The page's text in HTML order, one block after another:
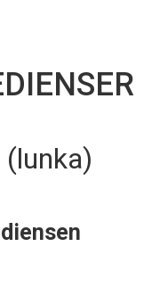
(lunka)